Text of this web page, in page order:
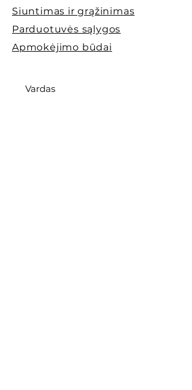
Siuntimas ir grąžinimas
Parduotuvės sąlygos
Apmokėjimo būdai